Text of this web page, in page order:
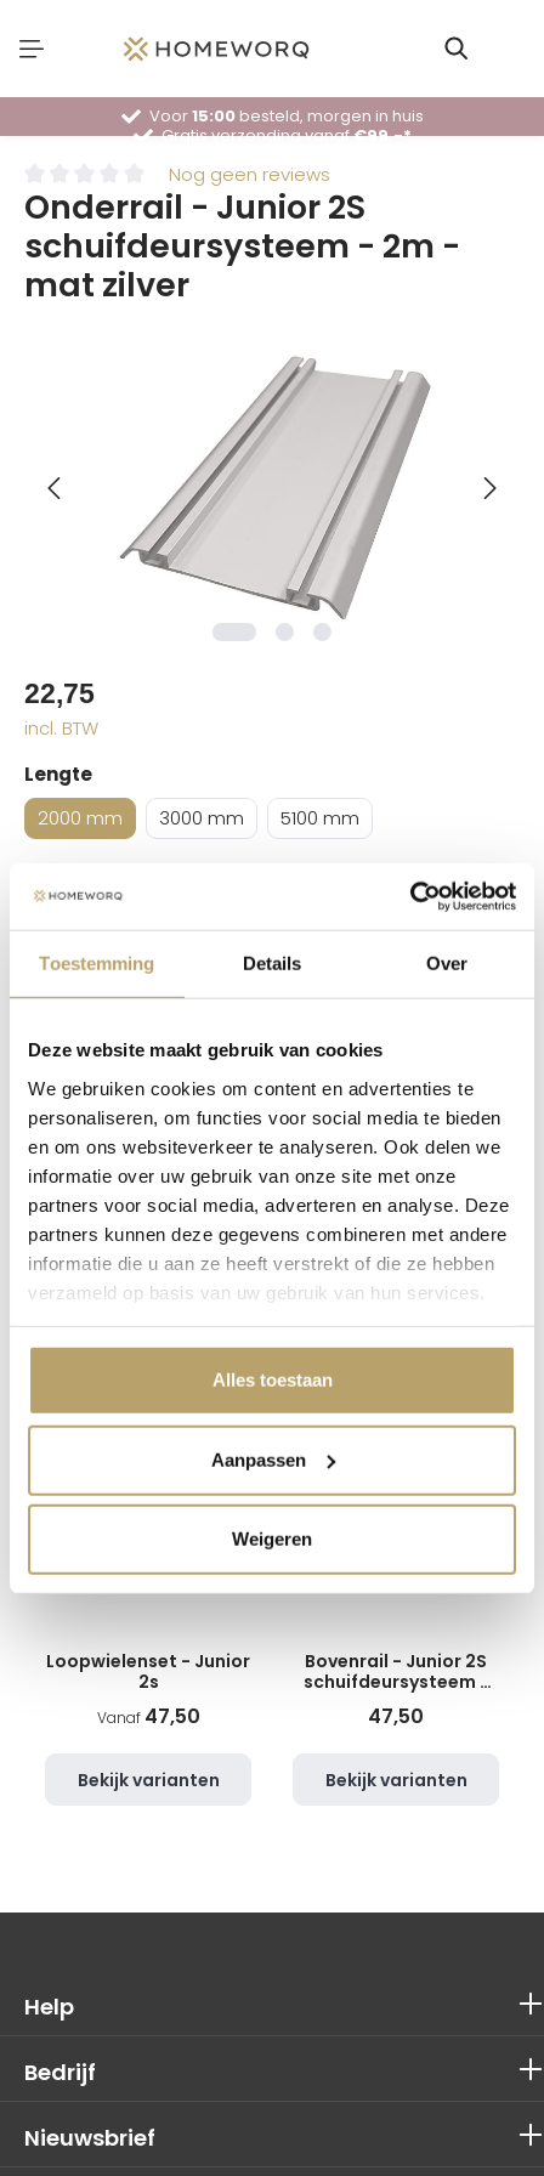
Toestemming Details Over
Deze website maakt gebruik van cookies
We gebruiken cookies om content en advertenties te
personaliseren, om functies voor social media te bieden
en om ons websiteverkeer te analyseren. Ook delen we
informatie over uw gebruik van onze site met onze
partners voor social media, adverteren en analyse. Deze
partners kunnen deze gegevens combineren met andere
informatie die u aan ze heeft verstrekt of die ze hebben
verzameld op basis van uw gebruik van hun services.
Alles toestaan
Aanpassen
Weigeren
Voor15:00besteld, morgen in huis
Gratis verzending vanaf€99,-*
Nog geen reviews
Onderrail - Junior 2S
schuifdeursysteem - 2m -
mat zilver
22,75
incl. BTW
Lengte
2000 mm
3000 mm 5100 mm
In winkelwagen
De Junior 2S onderrail vormt de basis van een soepel
en betrouwbaar schuifdeurkastsysteem. De onderrail
heeft een afwerking…Meer
Verzending & Retourneren
Eigenschappen
Handleiding
1
Reviews
Dit heb je ook nodig
Loopwielenset - Junior
2s
Vanaf 47,50
Bekijk varianten
Bovenrail - Junior 2S
schuifdeursysteem -
47,50
Bekijk varianten
Nieuwsbrief
Help
Bedrijf